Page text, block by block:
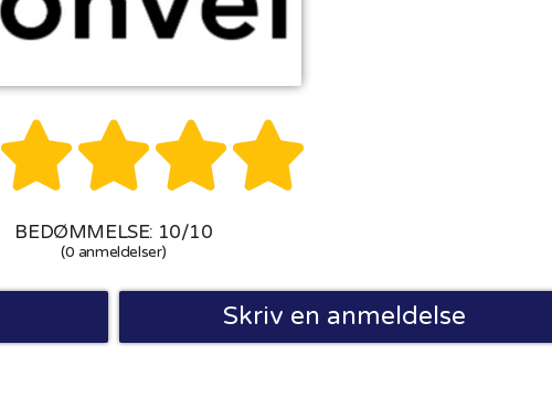

BEDØMMELSE: 10/10
(0 anmeldelser)
Skriv en anmeldelse